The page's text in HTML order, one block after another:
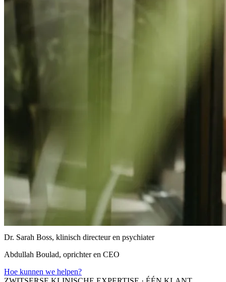
Dr. Sarah Boss, klinisch directeur en psychiater
Abdullah Boulad, oprichter en CEO
Hoe kunnen we helpen?